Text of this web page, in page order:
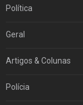
Política
Geral
Artigos & Colunas
Polícia